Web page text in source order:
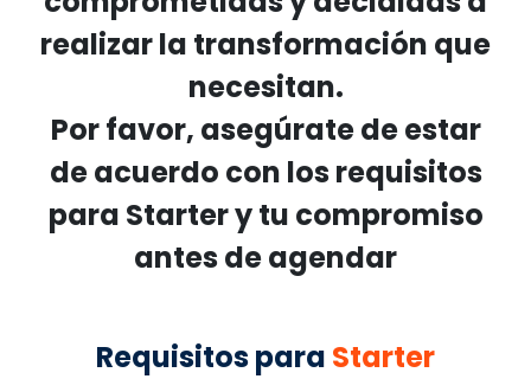
realizar la transformación que
necesitan.
Por favor, asegúrate de estar
de acuerdo con los requisitos
para Starter y tu compromiso
antes de agendar
Requisitos para Starter